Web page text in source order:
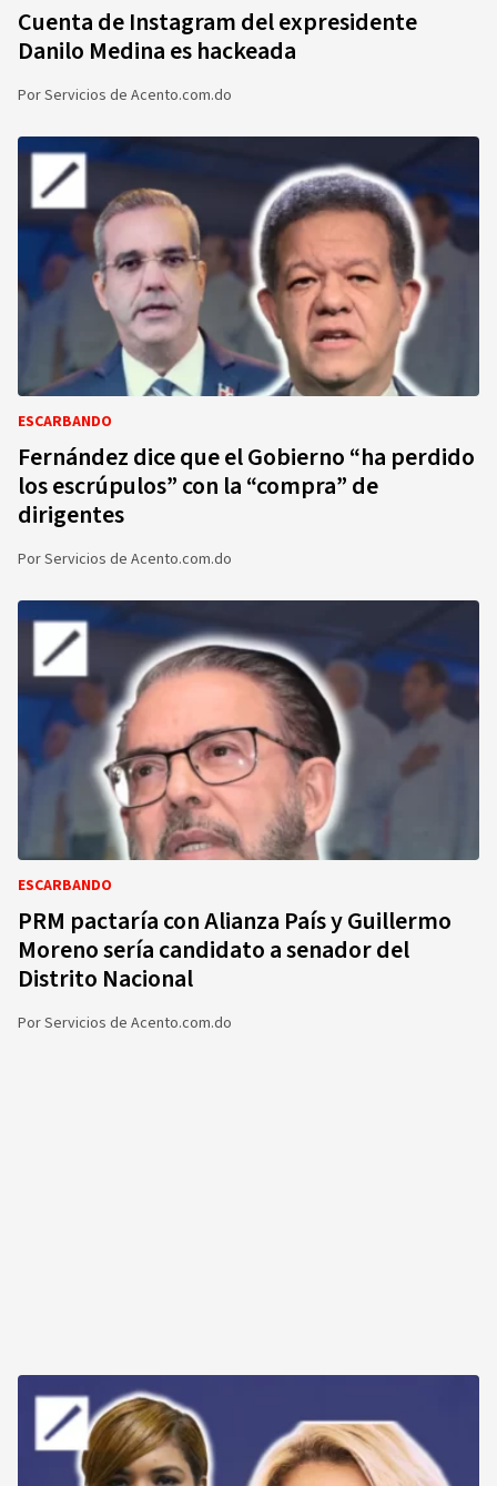
Cuenta de Instagram del expresidente
Danilo Medina es hackeada
PorServicios de Acento.com.do
ESCARBANDO
Fernández dice que el Gobierno “ha perdido
los escrúpulos” con la “compra” de
dirigentes
PorServicios de Acento.com.do
ESCARBANDO
PRM pactaría con Alianza País y Guillermo
Moreno sería candidato a senador del
Distrito Nacional
PorServicios de Acento.com.do